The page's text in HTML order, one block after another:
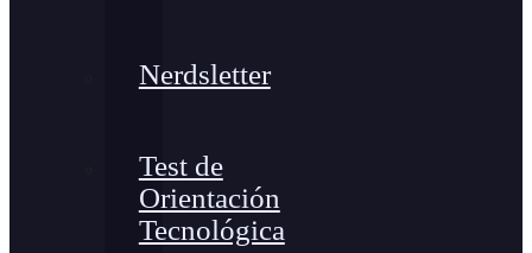
Nerdsletter
Test de
Orientación
Tecnológica